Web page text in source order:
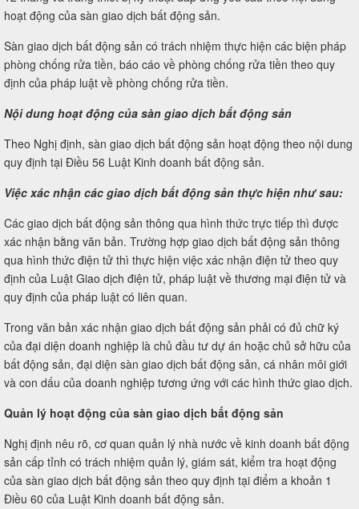
hoạt động của sàn giao dịch bất động sản.
Sàn giao dịch bất động sản có trách nhiệm thực hiện các biện pháp
phòng chống rửa tiền, báo cáo về phòng chống rửa tiền theo quy
định của pháp luật về phòng chống rửa tiền.
Nội dung hoạt động của sàn giao dịch bất động sản
Theo Nghị định, sàn giao dịch bất động sản hoạt động theo nội dung
quy định tại Điều 56 Luật Kinh doanh bất động sản.
Việc xác nhận các giao dịch bất động sản thực hiện như sau:
Các giao dịch bất động sản thông qua hình thức trực tiếp thì được
xác nhận bằng văn bản. Trường hợp giao dịch bất động sản thông
qua hình thức điện tử thì thực hiện việc xác nhận điện tử theo quy
định của Luật Giao dịch điện tử, pháp luật về thương mại điện tử và
quy định của pháp luật có liên quan.
Trong văn bản xác nhận giao dịch bất động sản phải có đủ chữ ký
của đại diện doanh nghiệp là chủ đầu tư dự án hoặc chủ sở hữu của
bất động sản, đại diện sàn giao dịch bất động sản, cá nhân môi giới
và con dấu của doanh nghiệp tương ứng với các hình thức giao dịch.
Quản lý hoạt động của sàn giao dịch bất động sản
Nghị định nêu rõ, cơ quan quản lý nhà nước về kinh doanh bất động
sản cấp tỉnh có trách nhiệm quản lý, giám sát, kiểm tra hoạt động
của sàn giao dịch bất động sản theo quy định tại điểm a khoản 1
Điều 60 của Luật Kinh doanh bất động sản.